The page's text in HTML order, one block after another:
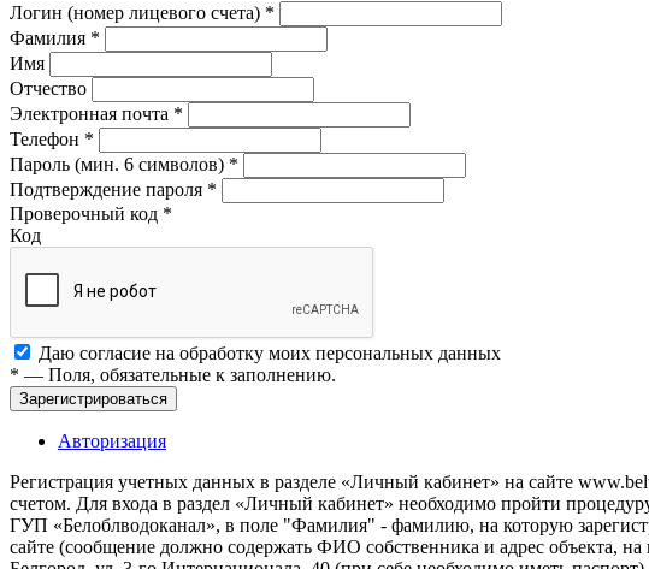
Логин (номер лицевого счета) *
Фамилия *
Имя
Отчество
Электронная почта *
Телефон *
Пароль (мин. 6 символов) *
Подтверждение пароля *
Проверочный код *
Код
Даю согласие на обработку моих персональных данных
* — Поля, обязательные к заполнению.
Зарегистрироваться
Авторизация
Регистрация учетных данных в разделе «Личный кабинет» на сайте
счетом. Для входа в раздел «Личный кабинет» необходимо пройти
ГУП «Белоблводоканал», в поле "Фамилия" - фамилию, на которую
сайте (сообщение должно содержать ФИО собственника и адрес объекта,